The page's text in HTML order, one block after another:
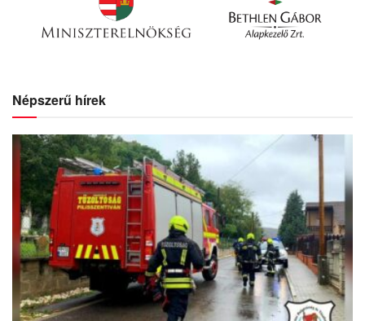
Népszerű hírek